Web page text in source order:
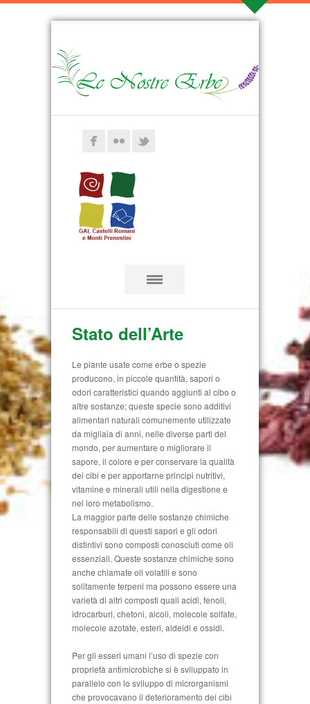
Stato dell’Arte
Le piante usate come erbe o spezie
producono, in piccole quantità, sapori o
odori caratteristici quando aggiunti al cibo o
altre sostanze; queste specie sono additivi
alimentari naturali comunemente utilizzate
da migliaia di anni, nelle diverse parti del
mondo, per aumentare o migliorare il
sapore, il colore e per conservare la qualità
dei cibi e per apportarne principi nutritivi,
vitamine e minerali utili nella digestione e
nel loro metabolismo.
La maggior parte delle sostanze chimiche
responsabili di questi sapori e gli odori
distintivi sono composti conosciuti come oli
essenziali. Queste sostanze chimiche sono
anche chiamate oli volatili e sono
solitamente terpeni ma possono essere una
varietà di altri composti quali acidi, fenoli,
idrocarburi, chetoni, alcoli, molecole solfate,
molecole azotate, esteri, aldeidi e ossidi.
Per gli esseri umani l’uso di spezie con
proprietà antimicrobiche si è sviluppato in
parallelo con lo sviluppo di microrganismi
che provocavano il deterioramento dei cibi